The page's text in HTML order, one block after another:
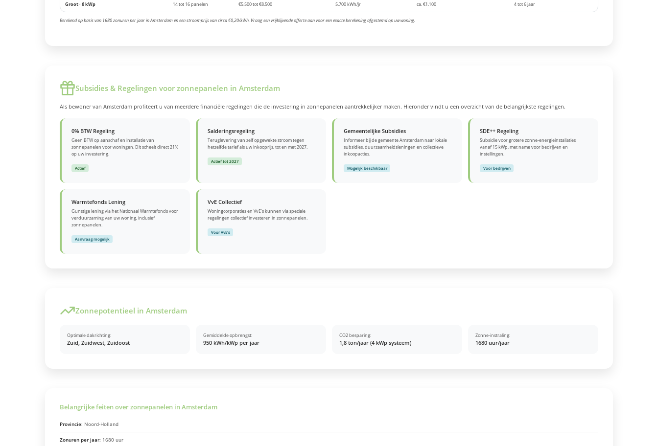
Groot · 6 kWp 14 tot 16 panelen €5.500 tot €8.500 5.700 kWh/jr ca. €1.100 4 tot 6 jaar
Berekend op basis van 1680 zonuren per jaar in Amsterdam en een stroomprijs van circa €0,20/kWh. Vraag een vrijblijvende offerte aan voor een exacte berekening afgestemd op uw woning.
Subsidies & Regelingen voor zonnepanelen in Amsterdam
Als bewoner van Amsterdam profiteert u van meerdere financiële regelingen die de investering in zonnepanelen aantrekkelijker maken. Hieronder vindt u een overzicht van de belangrijkste regelingen.
0% BTW Regeling
Geen BTW op aanschaf en installatie van
zonnepanelen voor woningen. Dit scheelt direct 21%
op uw investering.
Actief
Salderingsregeling
Teruglevering van zelf opgewekte stroom tegen
hetzelfde tarief als uw inkooprijs, tot en met 2027.
Actief tot 2027
Gemeentelijke Subsidies
Informeer bij de gemeente Amsterdam naar lokale
subsidies, duurzaamheidsleningen en collectieve
inkoopacties.
Mogelijk beschikbaar
SDE++ Regeling
Subsidie voor grotere zonne-energieinstallaties
vanaf 15 kWp, met name voor bedrijven en
instellingen.
Voor bedrijven
Warmtefonds Lening
Gunstige lening via het Nationaal Warmtefonds voor
verduurzaming van uw woning, inclusief
zonnepanelen.
Aanvraag mogelijk
VvE Collectief
Woningcorporaties en VvE's kunnen via speciale
regelingen collectief investeren in zonnepanelen.
Voor VvE's
Zonnepotentieel in Amsterdam
Optimale dakrichting:
Zuid, Zuidwest, Zuidoost
Gemiddelde opbrengst:
950 kWh/kWp per jaar
CO2 besparing:
1,8 ton/jaar (4 kWp systeem)
Zonne-instraling:
1680 uur/jaar
Belangrijke feiten over zonnepanelen in Amsterdam
Provincie: Noord-Holland
Zonuren per jaar: 1680 uur